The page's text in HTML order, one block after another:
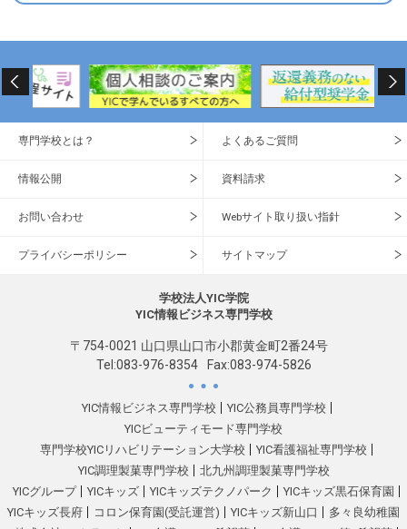
専門学校とは？ よくあるご質問
情報公開 資料請求
お問い合わせ Webサイト取り扱い指針
プライバシーポリシー サイトマップ
学校法人YIC学院
YIC情報ビジネス専門学校
〒754-0021 山口県山口市小郡黄金町2番24号
Tel:083-976-8354 Fax:083-974-5826
YIC情報ビジネス専門学校
YIC公務員専門学校
YICビューティモード専門学校
専門学校YICリハビリテーション大学校
YIC看護福祉専門学校
YIC調理製菓専門学校
北九州調理製菓専門学校
YICグループ
YICキッズ YICキッズテクノパーク
YICキッズ黒石保育園
YICキッズ長府
コロン保育園(受託運営) YICキッズ新山口
多々良幼稚園